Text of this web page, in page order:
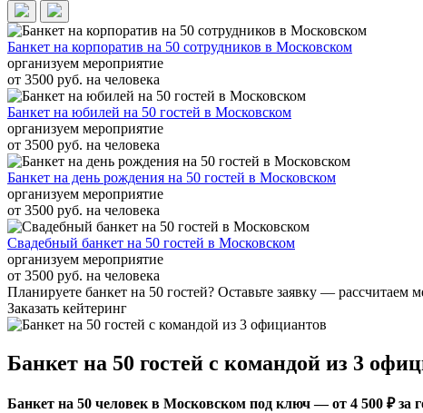
Банкет на корпоратив на 50 сотрудников в Московском
организуем мероприятие
от 3500 руб. на человека
Банкет на юбилей на 50 гостей в Московском
организуем мероприятие
от 3500 руб. на человека
Банкет на день рождения на 50 гостей в Московском
организуем мероприятие
от 3500 руб. на человека
Свадебный банкет на 50 гостей в Московском
организуем мероприятие
от 3500 руб. на человека
Планируете банкет на 50 гостей? Оставьте заявку —
Заказать кейтеринг
Банкет на 50 гостей с командой из 3
Банкет на 50 человек в Московском под ключ — от 4 500 ₽ за